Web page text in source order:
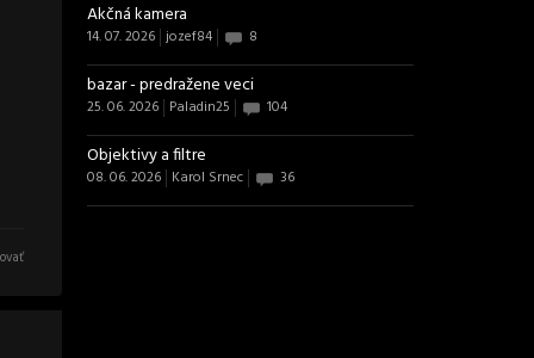
Akčná kamera
14. 07. 2026 jozef84 8
bazar - predražene veci
25. 06. 2026 Paladin25 104
Objektivy a filtre
08. 06. 2026 Karol Srnec 36